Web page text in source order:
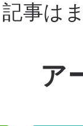
記事は
ア